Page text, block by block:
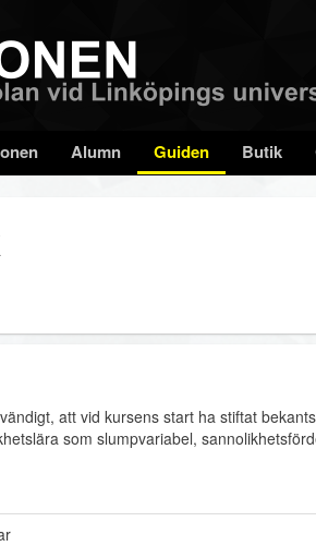
Alumn Guiden Butik
att vid kursens start ha stiftat
som slumpvariabel,